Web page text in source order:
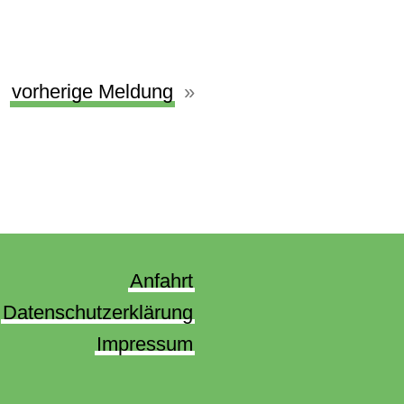
vorherige Meldung
Anfahrt
Datenschutzerklärung
Impressum